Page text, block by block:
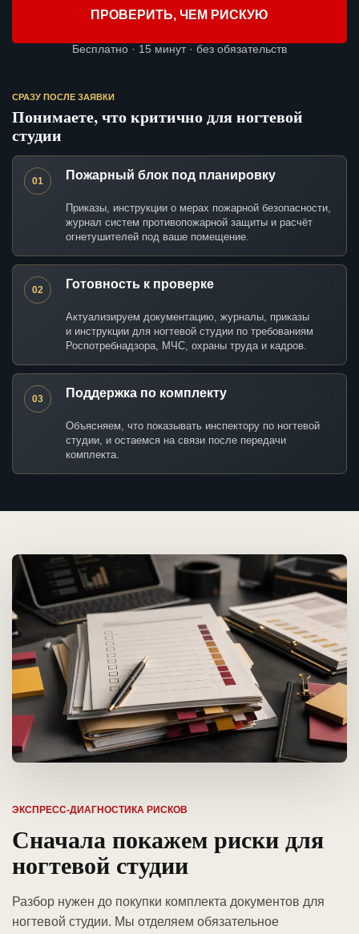
ПРОВЕРИТЬ, ЧЕМ РИСКУЮ
Бесплатно · 15 минут · без обязательств
СРАЗУ ПОСЛЕ ЗАЯВКИ
Понимаете, что критично для ногтевой
студии
01 Пожарный блок под планировку
Приказы, инструкции о мерах пожарной безопасности,
журнал систем противопожарной защиты и расчёт
огнетушителей под ваше помещение.
02 Готовность к проверке
Актуализируем документацию, журналы, приказы
и инструкции для ногтевой студии по требованиям
Роспотребнадзора, МЧС, охраны труда и кадров.
03 Поддержка по комплекту
Объясняем, что показывать инспектору по ногтевой
студии, и остаемся на связи после передачи
комплекта.
ЭКСПРЕСС-ДИАГНОСТИКА РИСКОВ
Сначала покажем риски для
ногтевой студии
Разбор нужен до покупки комплекта документов для
ногтевой студии. Мы отделяем обязательное